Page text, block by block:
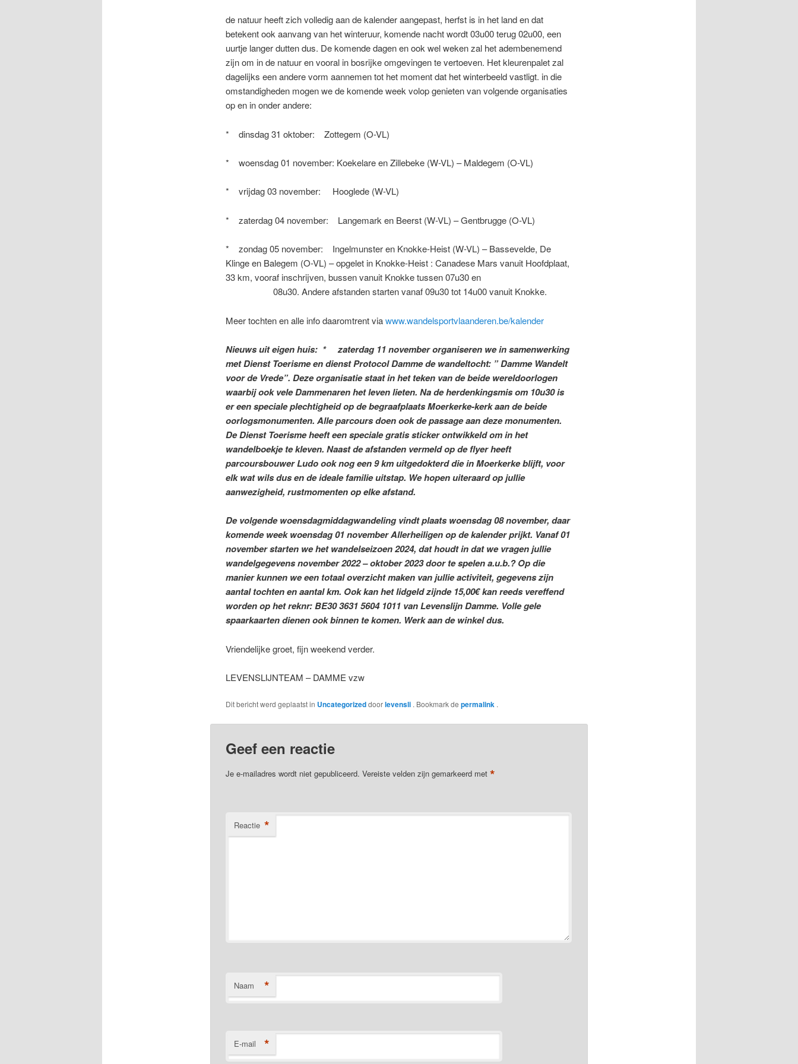
de natuur heeft zich volledig aan de kalender aangepast, herfst is in het land en dat
betekent ook aanvang van het winteruur, komende nacht wordt 03u00 terug 02u00, een
uurtje langer dutten dus. De komende dagen en ook wel weken zal het adembenemend
zijn om in de natuur en vooral in bosrijke omgevingen te vertoeven. Het kleurenpalet zal
dagelijks een andere vorm aannemen tot het moment dat het winterbeeld vastligt. in die
omstandigheden mogen we de komende week volop genieten van volgende organisaties
op en in onder andere:
* dinsdag 31 oktober: Zottegem (O-VL)
* woensdag 01 november: Koekelare en Zillebeke (W-VL) – Maldegem (O-VL)
* vrijdag 03 november: Hooglede (W-VL)
* zaterdag 04 november: Langemark en Beerst (W-VL) – Gentbrugge (O-VL)
* zondag 05 november: Ingelmunster en Knokke-Heist (W-VL) – Bassevelde, De
Klinge en Balegem (O-VL) – opgelet in Knokke-Heist : Canadese Mars vanuit Hoofdplaat,
33 km, vooraf inschrijven, bussen vanuit Knokke tussen 07u30 en
08u30. Andere afstanden starten vanaf 09u30 tot 14u00 vanuit Knokke.
Meer tochten en alle info daaromtrent viawww.wandelsportvlaanderen.be/kalender
Nieuws uit eigen huis: * zaterdag 11 november organiseren we in samenwerking
met Dienst Toerisme en dienst Protocol Damme de wandeltocht: ” Damme Wandelt
voor de Vrede”. Deze organisatie staat in het teken van de beide wereldoorlogen
waarbij ook vele Dammenaren het leven lieten. Na de herdenkingsmis om 10u30 is
er een speciale plechtigheid op de begraafplaats Moerkerke-kerk aan de beide
oorlogsmonumenten. Alle parcours doen ook de passage aan deze monumenten.
De Dienst Toerisme heeft een speciale gratis sticker ontwikkeld om in het
wandelboekje te kleven. Naast de afstanden vermeld op de flyer heeft
parcoursbouwer Ludo ook nog een 9 km uitgedokterd die in Moerkerke blijft, voor
elk wat wils dus en de ideale familie uitstap. We hopen uiteraard op jullie
aanwezigheid, rustmomenten op elke afstand.
De volgende woensdagmiddagwandeling vindt plaats woensdag 08 november, daar
komende week woensdag 01 november Allerheiligen op de kalender prijkt. Vanaf 01
november starten we het wandelseizoen 2024, dat houdt in dat we vragen jullie
wandelgegevens november 2022 – oktober 2023 door te spelen a.u.b.? Op die
manier kunnen we een totaal overzicht maken van jullie activiteit, gegevens zijn
aantal tochten en aantal km. Ook kan het lidgeld zijnde 15,00€ kan reeds vereffend
worden op het reknr: BE30 3631 5604 1011 van Levenslijn Damme. Volle gele
spaarkaarten dienen ook binnen te komen. Werk aan de winkel dus.
Vriendelijke groet, fijn weekend verder.
LEVENSLIJNTEAM – DAMME vzw
Dit bericht werd geplaatst in Uncategorizeddoorlevensli . Bookmark de permalink .
Geef een reactie
Je e-mailadres wordt niet gepubliceerd. Vereiste velden zijn gemarkeerd met *
Reactie *
Naam *
E-mail *